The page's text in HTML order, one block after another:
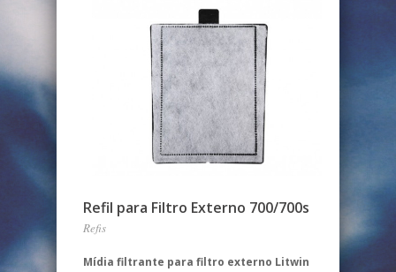
Refil para Filtro Externo 700/700s
Refis
Mídia filtrante para filtro externo Litwin